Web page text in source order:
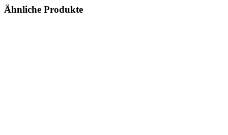
Ähnliche Produkte